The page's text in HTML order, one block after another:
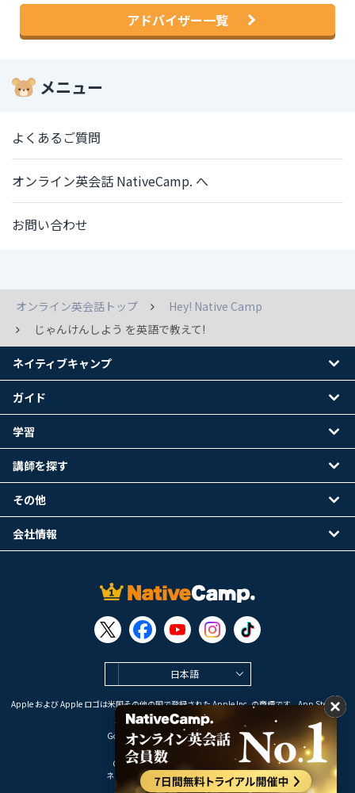
アドバイザー一覧
メニュー
よくあるご質問
オンライン英会話 NativeCamp. へ
お問い合わせ
オンライン英会話トップ
Hey! Native Camp
じゃんけんしよう を英語で教えて!
日本語
Apple および Apple ロゴは米国その他の国で登録された Apple Inc. の商標です。App Store は
Apple Inc. のサービスマークです。
Google Play は Google LLC の商標です。
Copyright © 2026 オンライン英会話
ネイティブキャンプ All Rights Reserved.
ネイティブキャンプ
ガイド
学習
講師を探す
その他
会社情報